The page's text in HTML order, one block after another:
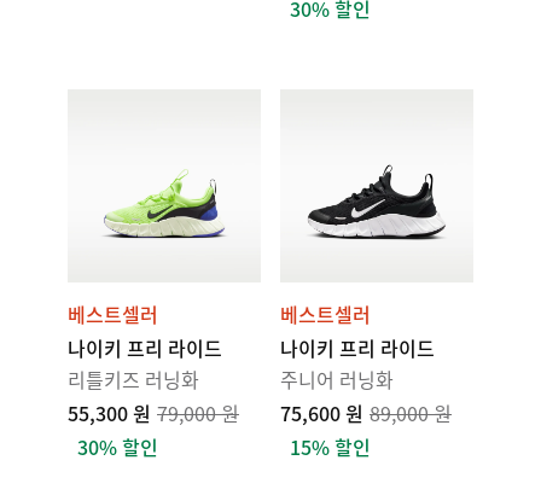
30% 할인
베스트셀러
나이키 프리 라이드
리틀키즈 러닝화
55,300 원 79,000 원
30% 할인
베스트셀러
나이키 프리 라이드
주니어 러닝화
75,600 원 89,000 원
15% 할인